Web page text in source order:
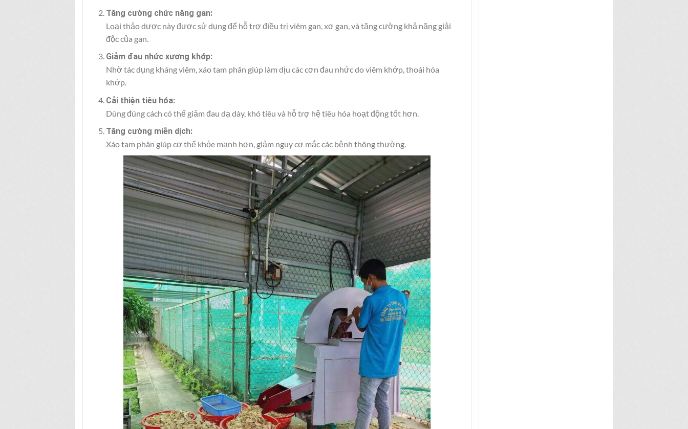
Tăng cường chức năng gan:
Loại thảo dược này được sử dụng để hỗ trợ điều trị viêm gan, xơ gan, và tăng cường khả năng giải
độc của gan.
Giảm đau nhức xương khớp:
Nhờ tác dụng kháng viêm, xáo tam phân giúp làm dịu các cơn đau nhức do viêm khớp, thoái hóa
khớp.
Cải thiện tiêu hóa:
Dùng đúng cách có thể giảm đau dạ dày, khó tiêu và hỗ trợ hệ tiêu hóa hoạt động tốt hơn.
Tăng cường miễn dịch:
Xáo tam phân giúp cơ thể khỏe mạnh hơn, giảm nguy cơ mắc các bệnh thông thường.